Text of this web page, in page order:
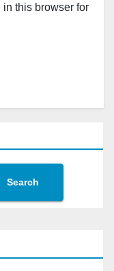
this browser for
Search